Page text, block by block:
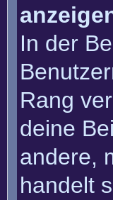
In der
Rang
deine
andere,
handelt